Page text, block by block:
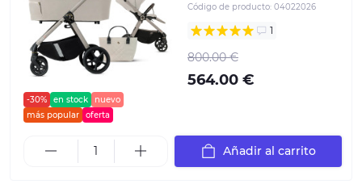
-30% en stock
nuevo
más popular
oferta
Código de producto: 04022026
1
800.00 €
564.00 €
Añadir al carrito